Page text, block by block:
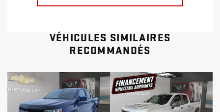
VÉHICULES SIMILAIRES
RECOMMANDÉS